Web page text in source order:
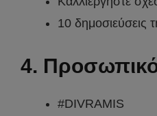
10 δημοσιεύσεις
4.
#DIVRAMIS